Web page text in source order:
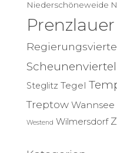
Niederschöneweide
Scheunenviertel
Steglitz Tegel
Treptow Wannsee
Westend Wilmersdorf